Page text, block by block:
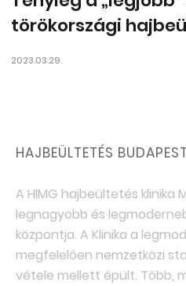
törökországi
2023.03.29.
HAJBEÜLTETÉS
A HIMG hajbeültetés klinika
legnagyobb és
központja. A Klinika a
megfelelően nemzetközi
vétele mellett épült. Több,